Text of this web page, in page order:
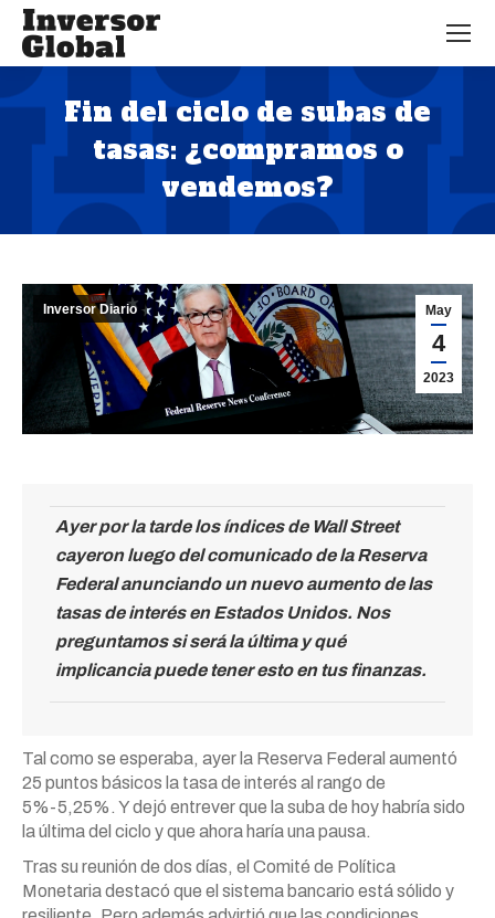
Fin del ciclo de subas de
tasas: ¿compramos o
vendemos?
Estás aquí:
May
4
2023
Inversor Diario
Ayer por la tarde los índices de Wall Street
cayeron luego del comunicado de la Reserva
Federal anunciando un nuevo aumento de las
tasas de interés en Estados Unidos. Nos
preguntamos si será la última y qué
implicancia puede tener esto en tus finanzas.
Tal como se esperaba, ayer la Reserva Federal aumentó
25 puntos básicos la tasa de interés al rango de
5%-5,25%. Y dejó entrever que la suba de hoy habría sido
la última del ciclo y que ahora haría una pausa.
Tras su reunión de dos días, el Comité de Política
Monetaria destacó que el sistema bancario está sólido y